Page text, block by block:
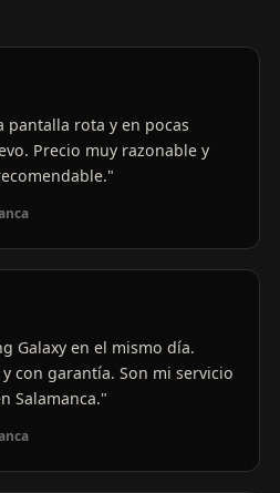
pantalla rota y en pocas
Precio muy razonable y
Galaxy en el mismo día.
con garantía. Son mi servicio
Salamanca."